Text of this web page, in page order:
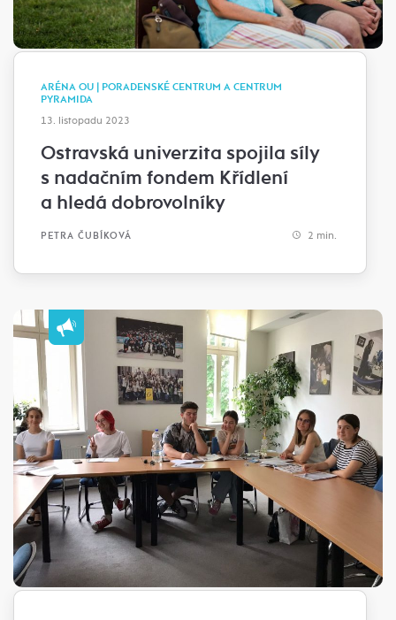
ARÉNA OU | PORADENSKÉ CENTRUM A CENTRUM
PYRAMIDA
13. listopadu 2023
Ostravská univerzita spojila síly
s nadačním fondem Křídlení
a hledá dobrovolníky
PETRA ČUBÍKOVÁ 2 min.